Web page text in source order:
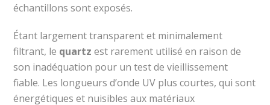
échantillons sont exposés.
Étant largement transparent et minimalement
filtrant, le quartz est rarement utilisé en raison de
son inadéquation pour un test de vieillissement
fiable. Les longueurs d’onde UV plus courtes, qui sont
énergétiques et nuisibles aux matériaux